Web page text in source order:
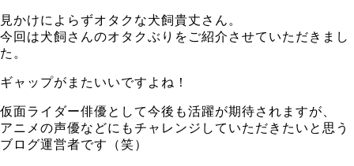
見かけによらずオタクな犬飼貴丈さん。
今回は犬飼さんのオタクぶりをご紹介させていただきまし
た。
ギャップがまたいいですよね！
仮面ライダー俳優として今後も活躍が期待されますが、
アニメの声優などにもチャレンジしていただきたいと思う
ブログ運営者です（笑）